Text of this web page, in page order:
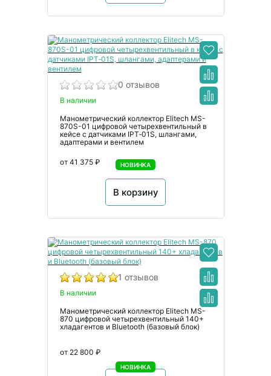
0 отзывов
В наличии
Манометрический коллектор Elitech MS-
870S-01 цифровой четырехвентильный в
кейсе с датчиками IPT‑01S, шлангами,
адаптерами и вентилем
от 41 375 ₽
В корзину
НОВИНКА
1 отзывов
В наличии
Манометрический коллектор Elitech MS-
870 цифровой четырехвентильный 140+
хладагентов и Bluetooth (базовый блок)
от 22 800 ₽
НОВИНКА